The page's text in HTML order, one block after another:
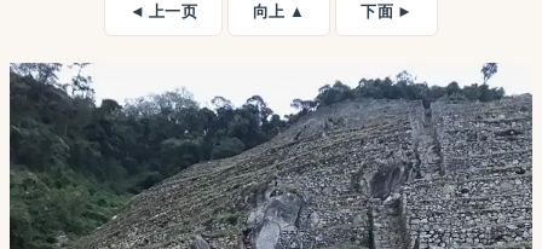
◄ 上一页 向上 ▲ 下面 ►